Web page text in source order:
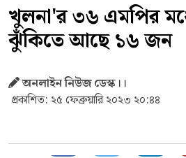
খুলনা'র ৩৬ এমপির
ঝুঁকিতে আছে ১৬ জন
অনলাইন নিউজ ডেস্ক।।
প্রকাশিত: ২৫ ফেব্রুয়ারি ২০২৩ ২০:৪৪